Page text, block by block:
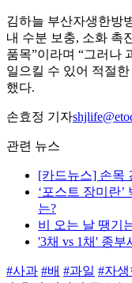
김하늘 부산자생한방
내 수분 보충, 소화 촉
품목”이라며 “그러나
일으킬 수 있어 적절
했다.
손효정 기자
관련 뉴스
[카드뉴스] 손목
‘포스트 장미란
는?
비 오는 날 땡기
'3채 vs 1채' 종
#사과 #배 #과일 #자생